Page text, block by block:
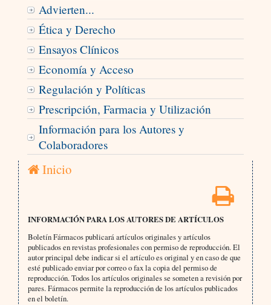
Advierten...
Ética y Derecho
Ensayos Clínicos
Economía y Acceso
Regulación y Políticas
Prescripción, Farmacia y Utilización
Información para los Autores y
Colaboradores
Inicio
INFORMACIÓN PARA LOS AUTORES DE ARTÍCULOS
Boletín Fármacos publicará artículos originales y artículos
publicados en revistas profesionales con permiso de reproducción. El
autor principal debe indicar si el artículo es original y en caso de que
esté publicado enviar por correo o fax la copia del permiso de
reproducción. Todos los artículos originales se someten a revisión por
pares. Fármacos permite la reproducción de los artículos publicados
en el boletín.